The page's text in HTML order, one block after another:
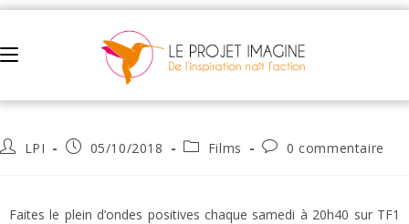
RETROUVEZ MERCI ! EN REPLAY
LPI 05/10/2018 Films 0 commentaire
Faites le plein d’ondes positives chaque samedi à 20h40 sur TF1